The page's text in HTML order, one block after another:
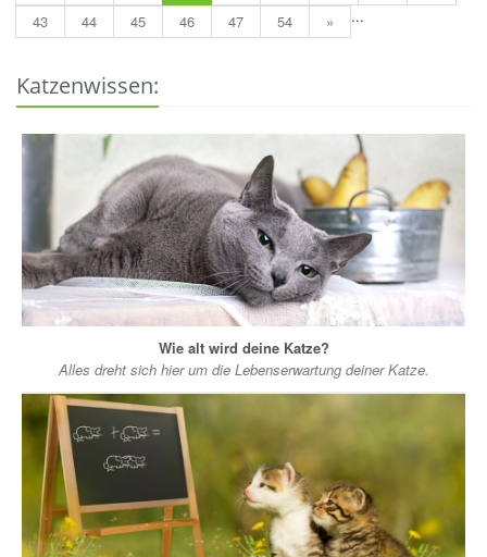
43
44 45 46 47 ...
54 »
Katzenwissen:
Wie alt wird deine Katze?
Alles dreht sich hier um die Lebenserwartung deiner Katze.